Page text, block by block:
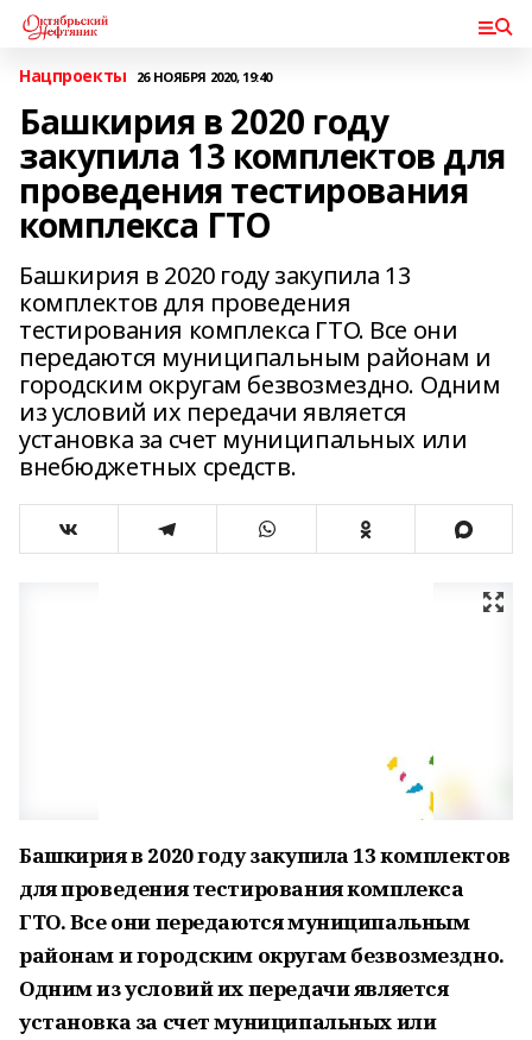
Нацпроекты 26 НОЯБРЯ 2020, 19:40
Башкирия в 2020 году
закупила 13 комплектов для
проведения тестирования
комплекса ГТО
Башкирия в 2020 году закупила 13
комплектов для проведения
тестирования комплекса ГТО. Все они
передаются муниципальным районам и
городским округам безвозмездно. Одним
из условий их передачи является
установка за счет муниципальных или
внебюджетных средств.
Башкирия в 2020 году закупила 13 комплектов
для проведения тестирования комплекса
ГТО. Все они передаются муниципальным
районам и городским округам безвозмездно.
Одним из условий их передачи является
установка за счет муниципальных или